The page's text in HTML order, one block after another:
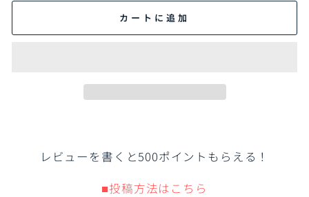
カートに追加
レビューを書くと500ポイントもらえる！
■投稿方法はこちら